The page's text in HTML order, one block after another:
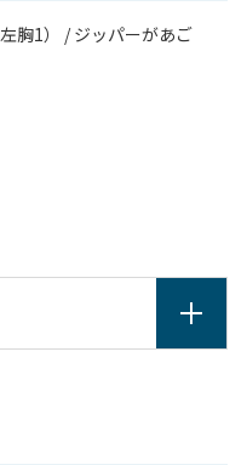
胸1） / ジッパーがあご